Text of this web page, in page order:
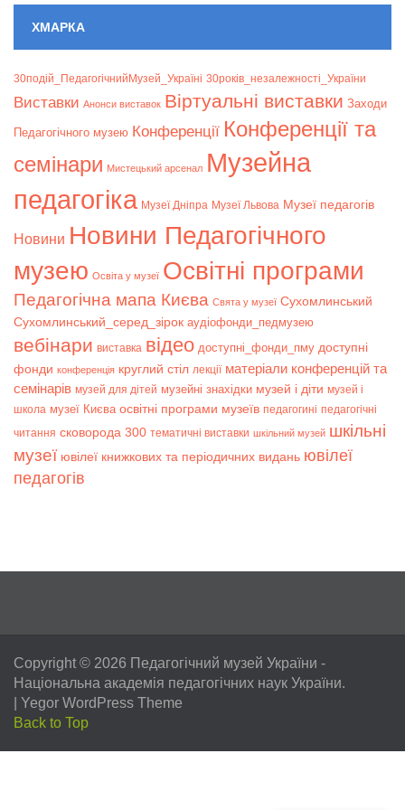
ХМАРКА
30подій_ПедагогічнийМузей_Україні 30років_незалежності_України
Bиставки Анонси виставок Віртуальні виставки Заходи
Педагогічного музею Конференції Конференції та
семінари Мистецький арсенал Музейна
педагогіка Музеї Дніпра Музеї Львова Музеї педагогів
Новини Новини Педагогічного
музею Освіта у музеї Освітні програми
Педагогічна мапа Києва Свята у музеї Сухомлинський
Сухомлинський_серед_зірок аудіофонди_педмузею
вебінари виставка відео доступні_фонди_пму доступні
фонди конференція круглий стіл лекції матеріали конференцій та
семінарів музей для дітей музейні знахідки музей і діти музей і
школа музеї Києва освітні програми музеїв педагогині педагогічні
читання сковорода 300 тематичні виставки шкільний музей шкільні
музеї ювілеї книжкових та періодичних видань ювілеї
педагогів
Copyright © 2026 Педагогічний музей України -
Національна академія педагогічних наук України.
Yegor WordPress Theme
Back to Top